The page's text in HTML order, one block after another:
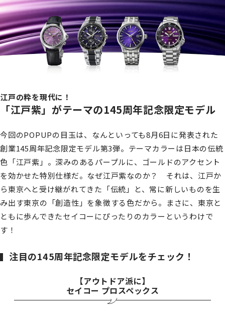
江戸の粋を現代に！
「江戸紫」がテーマの145周年記念限定モデル
今回のPOPUPの目玉は、なんといっても8月6日に発表された
創業145周年記念限定モデル第3弾。テーマカラーは日本の伝統
色「江戸紫」。深みのあるパープルに、ゴールドのアクセント
を効かせた特別仕様だ。なぜ江戸紫なのか？ それは、江戸か
ら東京へと受け継がれてきた「伝統」と、常に新しいものを生
み出す東京の「創造性」を象徴する色だから。まさに、東京と
ともに歩んできたセイコーにぴったりのカラーというわけで
す！
注目の145周年記念限定モデルをチェック！
【アウトドア派に】
セイコー プロスペックス